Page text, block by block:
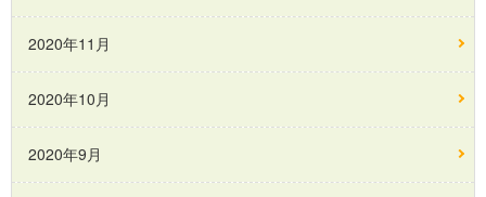
2020年11月
2020年10月
2020年9月